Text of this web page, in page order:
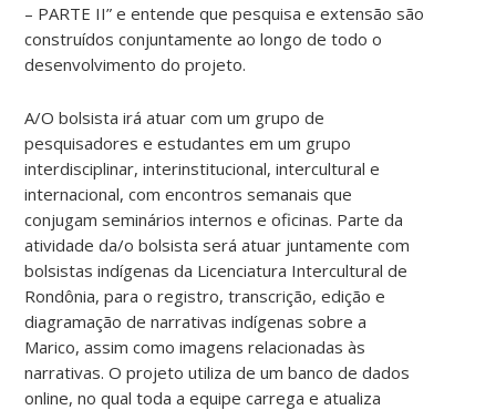
– PARTE II” e entende que pesquisa e extensão são
construídos conjuntamente ao longo de todo o
desenvolvimento do projeto.
A/O bolsista irá atuar com um grupo de
pesquisadores e estudantes em um grupo
interdisciplinar, interinstitucional, intercultural e
internacional, com encontros semanais que
conjugam seminários internos e oficinas. Parte da
atividade da/o bolsista será atuar juntamente com
bolsistas indígenas da Licenciatura Intercultural de
Rondônia, para o registro, transcrição, edição e
diagramação de narrativas indígenas sobre a
Marico, assim como imagens relacionadas às
narrativas. O projeto utiliza de um banco de dados
online, no qual toda a equipe carrega e atualiza